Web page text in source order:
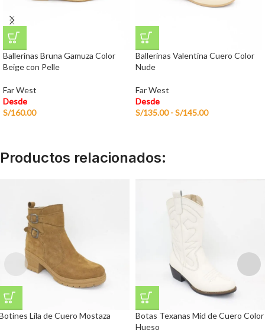
Ballerinas Bruna Gamuza Color
Beige con Pelle
Far West
Desde
S/160.00
Ballerinas Valentina Cuero Color
Nude
Far West
Desde
S/135.00 -S/145.00
Productos relacionados:
Lila de Cuero Mostaza
Botas Texanas Mid de Cuero Color
Hueso